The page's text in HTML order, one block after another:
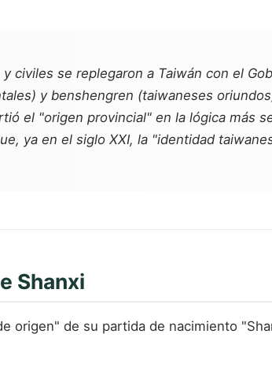
civiles se replegaron a Taiwán con el
y benshengren (taiwaneses
el "origen provincial" en la lógica más
ya en el siglo XXI, la "identidad
Shanxi
origen" de su partida de nacimiento